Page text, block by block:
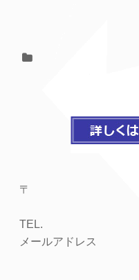
〒
TEL.
メールアドレス